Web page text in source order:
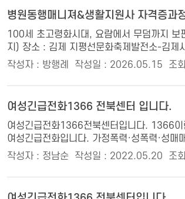
병원동행매니져&생활지원사 자격증과
100세 초고령화시대, 요람에서 무덤까지
지) 장소 : 김제 지평선문화축제발전소-김
작성자 : 방행례
작성일 : 2026.05.15 조
여성긴급전화1366 전북센터 입니다.
여성긴급전화1366전북센터입니다. 1366
여성긴급전화입니다. 가정폭력·성폭력·성
작성자 : 정남순
작성일 : 2022.05.20 조